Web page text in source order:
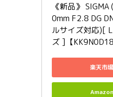
《新品》
0mm F2.8 DG
ルサイズ対応)[
ズ ]【
楽天市